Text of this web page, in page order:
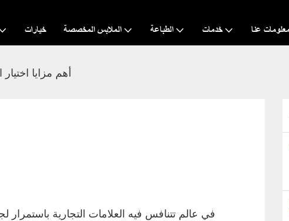
خيارات الملابس المخصصة الطباعة خدمات عنا
أهم مزايا
في عالم تتنافس فيه العلامات التجارية